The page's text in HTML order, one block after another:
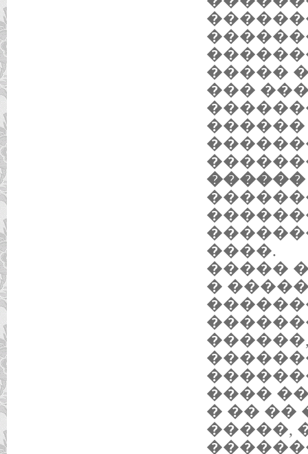
�����
���
������
����.
�����
�
����
� �� ��
�����,